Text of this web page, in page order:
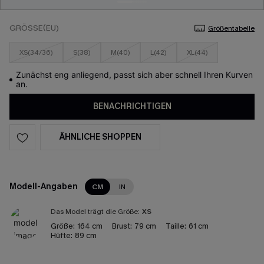
GRÖSSE(EU) Größentabelle
XS(34/36) S(38) M(40) L(42) XL(44)
Zunächst eng anliegend, passt sich aber schnell Ihren Kurven
an.
BENACHRICHTIGEN
ÄHNLICHE SHOPPEN
Modell-Angaben CM IN
Das Model trägt die Größe: XS
Größe: 164 cm Brust: 79 cm Taille: 61 cm
Hüfte: 89 cm